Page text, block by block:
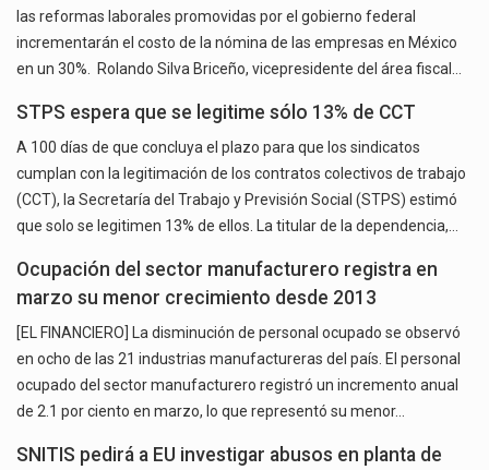
las reformas laborales promovidas por el gobierno federal
incrementarán el costo de la nómina de las empresas en México
en un 30%. Rolando Silva Briceño, vicepresidente del área fiscal…
STPS espera que se legitime sólo 13% de CCT
A 100 días de que concluya el plazo para que los sindicatos
cumplan con la legitimación de los contratos colectivos de trabajo
(CCT), la Secretaría del Trabajo y Previsión Social (STPS) estimó
que solo se legitimen 13% de ellos. La titular de la dependencia,…
Ocupación del sector manufacturero registra en
marzo su menor crecimiento desde 2013
[EL FINANCIERO] La disminución de personal ocupado se observó
en ocho de las 21 industrias manufactureras del país. El personal
ocupado del sector manufacturero registró un incremento anual
de 2.1 por ciento en marzo, lo que representó su menor…
SNITIS pedirá a EU investigar abusos en planta de